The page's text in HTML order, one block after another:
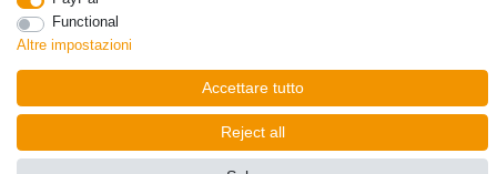
Functional
Altre impostazioni
Accettare tutto
Reject all